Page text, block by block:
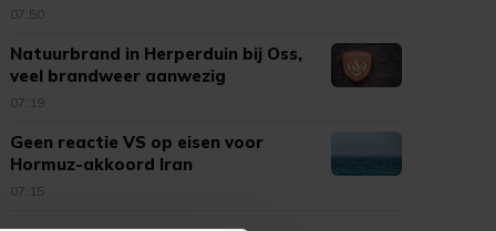
07:50
Natuurbrand in Herperduin bij Oss,
veel brandweer aanwezig
07:19
Geen reactie VS op eisen voor
Hormuz-akkoord Iran
07:15